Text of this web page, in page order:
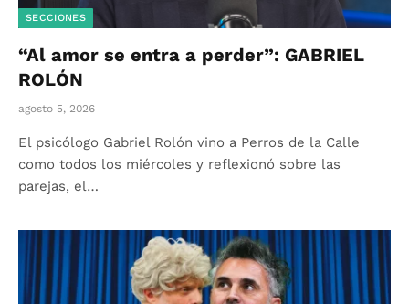
SECCIONES
“Al amor se entra a perder”: GABRIEL
ROLÓN
agosto 5, 2026
El psicólogo Gabriel Rolón vino a Perros de la Calle
como todos los miércoles y reflexionó sobre las
parejas, el…